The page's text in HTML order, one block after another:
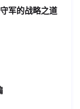
军的战略之道